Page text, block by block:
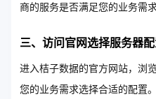
商的服务是否满足您的业务需求
三、访问官网选择服务器
进入桔子数据的官方网站，浏
您的业务需求选择合适的配置